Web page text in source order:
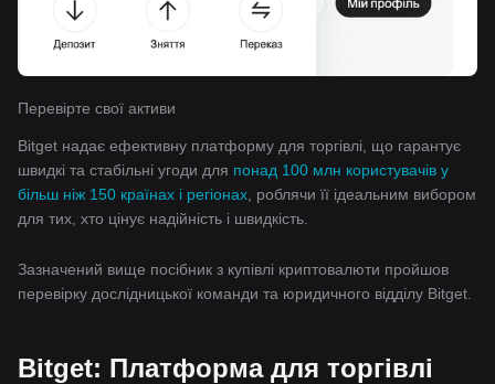
Перевірте свої активи
Bitget надає ефективну платформу для торгівлі, що гарантує
швидкі та стабільні угоди для понад 100 млн користувачів у
більш ніж 150 країнах і регіонах , роблячи її ідеальним вибором
для тих, хто цінує надійність і швидкість.
Зазначений вище посібник з купівлі криптовалюти пройшов
перевірку дослідницької команди та юридичного відділу Bitget.
Bitget: Платформа для торгівлі